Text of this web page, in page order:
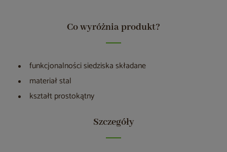
Co wyróżnia produkt?
funkcjonalności siedziska składane
materiał stal
kształt prostokątny
Szczegóły